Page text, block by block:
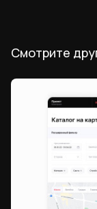
Смотрите